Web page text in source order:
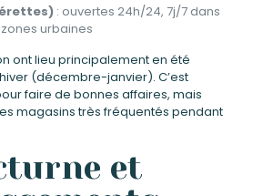
: ouvertes 24h/24, 7j/7 dans
urbaines
ont lieu principalement en été
(décembre-janvier). C’est
faire de bonnes affaires, mais
magasins très fréquentés pendant
et